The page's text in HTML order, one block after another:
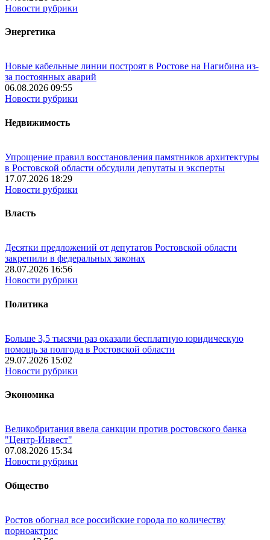
Новости рубрики
Энергетика
Новые кабельные линии построят в Ростове на Нагибина из-
за постоянных аварий
06.08.2026 09:55
Новости рубрики
Недвижимость
Упрощение правил восстановления памятников архитектуры
в Ростовской области обсудили депутаты и эксперты
17.07.2026 18:29
Новости рубрики
Власть
Десятки предложений от депутатов Ростовской области
закрепили в федеральных законах
28.07.2026 16:56
Новости рубрики
Политика
Больше 3,5 тысячи раз оказали бесплатную юридическую
помощь за полгода в Ростовской области
29.07.2026 15:02
Новости рубрики
Экономика
Великобритания ввела санкции против ростовского банка
"Центр-Инвест"
07.08.2026 15:34
Новости рубрики
Общество
Ростов обогнал все российские города по количеству
порноактрис